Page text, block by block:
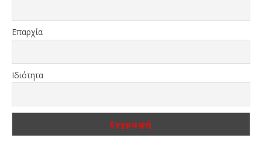
Επαρχία
Ιδιότητα